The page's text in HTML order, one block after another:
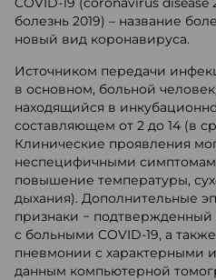
болезнь 2019) – название
новый вид коронавируса.
Источником передачи
в основном, больной
находящийся в
составляющем от 2 до 14 (в
Клинические проявления
неспецифичными
повышение температуры,
дыхания). Дополнительные
признаки − подтвержденный
с больными COVID-19, а
пневмонии с характерными
данным компьютерной